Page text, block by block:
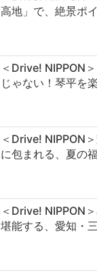
高地」で、絶景ポ
＜Drive! NIPPON
じゃない！琴平を
＜Drive! NIPPON
に包まれる、夏の
＜Drive! NIPPON
堪能する、愛知・